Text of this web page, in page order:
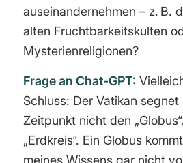
auseinandernehmen – z. B.
alten Fruchtbarkeitskulten
Mysterienreligionen?
Frage an Chat-GPT:
Schluss: Der Vatikan segnet
Zeitpunkt nicht den
„Erdkreis“. Ein Globus